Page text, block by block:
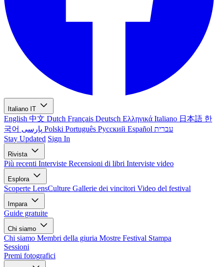
Italiano IT
English 中文 Dutch Français Deutsch Ελληνικά Italiano 日本語 한
국어
Polski Português Русский Español עברית
Stay Updated Sign In
Rivista
Più recenti Interviste Recensioni di libri Interviste video
Esplora
Scoperte LensCulture Gallerie dei vincitori Video del festival
Impara
Guide gratuite
Chi siamo
Chi siamo Membri della giuria Mostre Festival Stampa
Sessioni
Premi fotografici